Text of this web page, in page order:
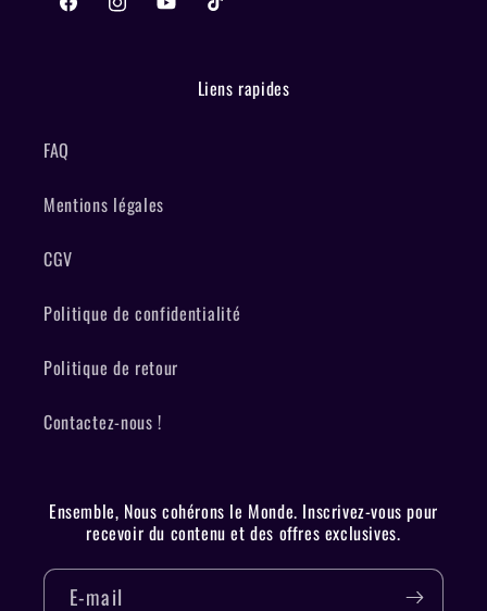
FacebookInstagramYouTubeTikTok
Liens rapides
FAQ
Mentions légales
CGV
Politique de confidentialité
Politique de retour
Contactez-nous !
Ensemble, Nous cohérons le Monde. Inscrivez-vous pour
recevoir du contenu et des offres exclusives.
E-mail